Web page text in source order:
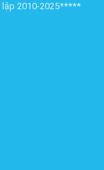
lập 2010-2025*****